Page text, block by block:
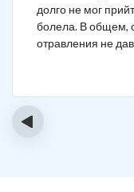
долго не мог
болела. В общем,
отравления не
вызвал врача на
нарколог,
стало легче.
‹